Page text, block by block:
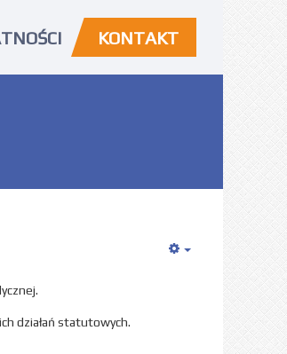
KONTAKT
działań statutowych.